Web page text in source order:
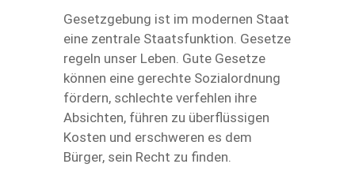
Gesetzgebung ist im modernen Staat
eine zentrale Staatsfunktion. Gesetze
regeln unser Leben. Gute Gesetze
können eine gerechte Sozialordnung
fördern, schlechte verfehlen ihre
Absichten, führen zu überflüssigen
Kosten und erschweren es dem
Bürger, sein Recht zu finden.